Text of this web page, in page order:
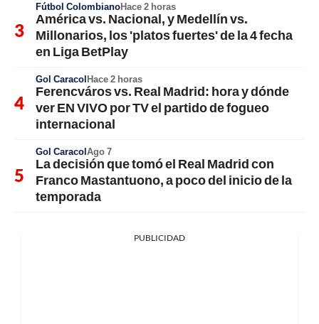
Fútbol ColombianoHace 2 horas
América vs. Nacional, y Medellín vs.
Millonarios, los 'platos fuertes' de la 4 fecha
en Liga BetPlay
Gol CaracolHace 2 horas
Ferencváros vs. Real Madrid: hora y dónde
ver EN VIVO por TV el partido de fogueo
internacional
Gol CaracolAgo 7
La decisión que tomó el Real Madrid con
Franco Mastantuono, a poco del inicio de la
temporada
PUBLICIDAD